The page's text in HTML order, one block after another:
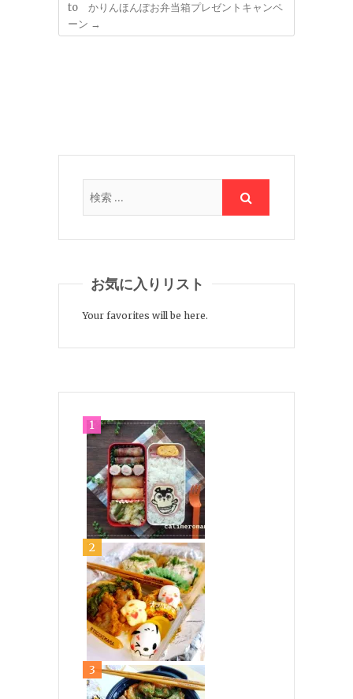
to かりんほんぽお弁当箱プレゼントキャンペ
ーン →
お気に入りリスト
Your favorites will be here.